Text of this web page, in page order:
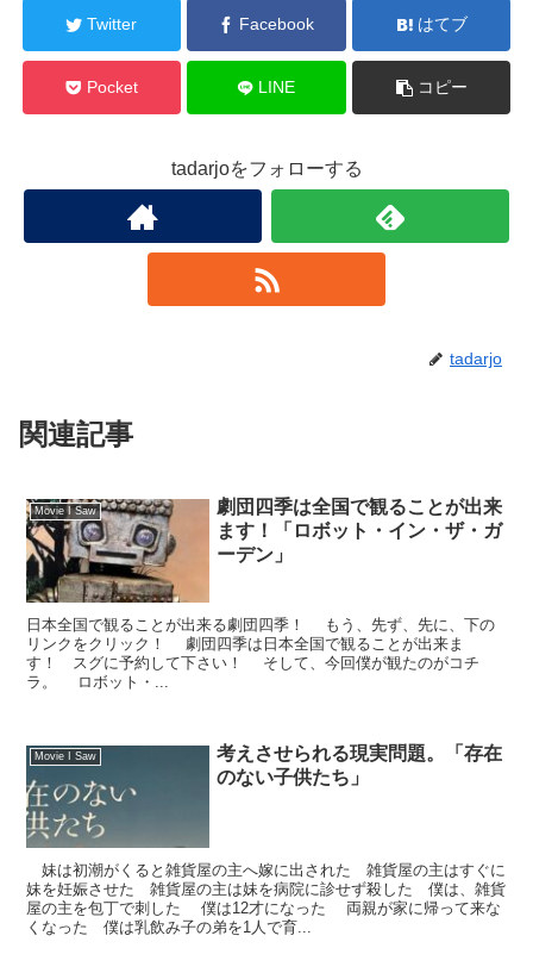
Twitter Facebook はてブ
Pocket LINE コピー
tadarjoをフォローする
tadarjo
関連記事
Movie I Saw
劇団四季は全国で観ることが出来
ます！「ロボット・イン・ザ・ガ
ーデン」
日本全国で観ることが出来る劇団四季！ もう、先ず、先に、下の
リンクをクリック！ 劇団四季は日本全国で観ることが出来ま
す！ スグに予約して下さい！ そして、今回僕が観たのがコチ
ラ。 ロボット・...
Movie I Saw
考えさせられる現実問題。「存在
のない子供たち」
妹は初潮がくると雑貨屋の主へ嫁に出された 雑貨屋の主はすぐに
妹を妊娠させた 雑貨屋の主は妹を病院に診せず殺した 僕は、雑貨
屋の主を包丁で刺した 僕は12才になった 両親が家に帰って来な
くなった 僕は乳飲み子の弟を1人で育...